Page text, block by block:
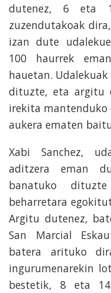
dutenez, 6 eta
zuzendutakoak
izan dute
100 haurrek
hauetan.
dituzte, eta argitu
irekita mantenduko
aukera ematen
Xabi Sanchez,
aditzera eman
banatuko dituzte
beharretara
Argitu dutenez,
San Marcial
batera arituko
ingurumenarekin
bestetik, 8 eta